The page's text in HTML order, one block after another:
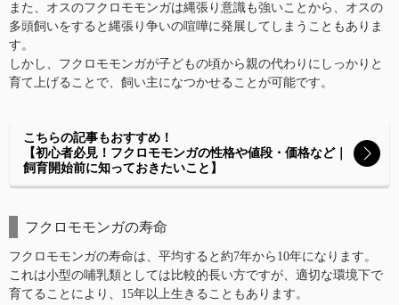
また、オスのフクロモモンガは縄張り意識も強いことから、オスの
多頭飼いをすると縄張り争いの喧嘩に発展してしまうこともありま
す。
しかし、フクロモモンガが子どもの頃から親の代わりにしっかりと
育て上げることで、飼い主になつかせることが可能です。
こちらの記事もおすすめ！
【初心者必見！フクロモモンガの性格や値段・価格など｜
飼育開始前に知っておきたいこと】
フクロモモンガの寿命
フクロモモンガの寿命は、平均すると約7年から10年になります。
これは小型の哺乳類としては比較的長い方ですが、適切な環境下で
育てることにより、15年以上生きることもあります。